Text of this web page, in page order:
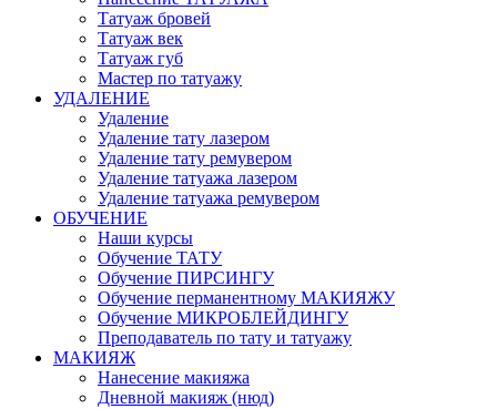
Татуаж бровей
Татуаж век
Татуаж губ
Мастер по татуажу
УДАЛЕНИЕ
Удаление
Удаление тату лазером
Удаление тату ремувером
Удаление татуажа лазером
Удаление татуажа ремувером
ОБУЧЕНИЕ
Наши курсы
Обучение ТАТУ
Обучение ПИРСИНГУ
Обучение перманентному МАКИЯЖУ
Обучение МИКРОБЛЕЙДИНГУ
Преподаватель по тату и татуажу
МАКИЯЖ
Нанесение макияжа
Дневной макияж (нюд)